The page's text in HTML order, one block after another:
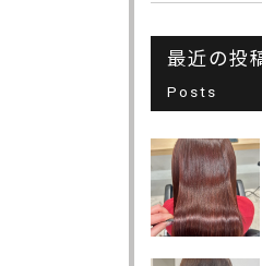
最近の投
Posts